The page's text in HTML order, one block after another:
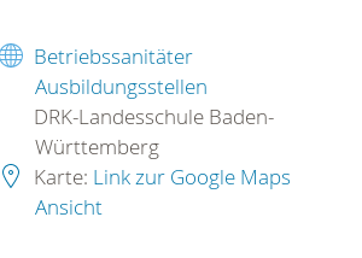
Betriebssanitäter
Ausbildungsstellen
DRK-Landesschule Baden-
Württemberg
Karte: Link zur Google Maps
Ansicht